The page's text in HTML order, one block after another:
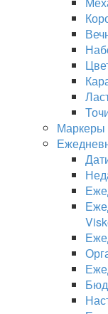
Маркеры